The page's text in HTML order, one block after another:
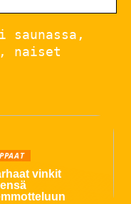
saunassa,
naiset
vinkit